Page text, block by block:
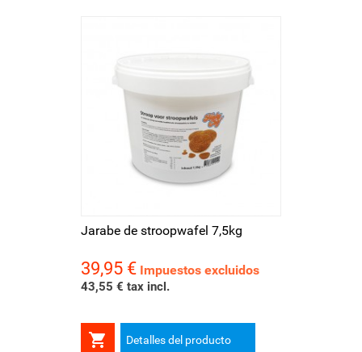
Jarabe de stroopwafel 7,5kg
Precio
39,95 € Impuestos excluidos
43,55 € tax incl.
 Detalles del producto